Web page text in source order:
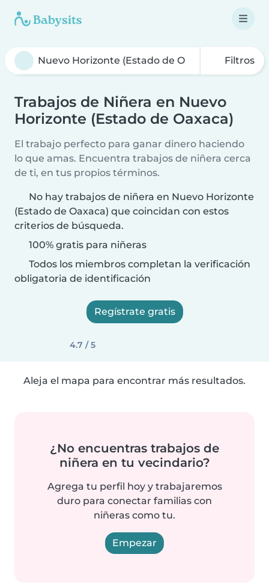
Filtros
Trabajos de Niñera en Nuevo
Horizonte (Estado de Oaxaca)
El trabajo perfecto para ganar dinero haciendo
lo que amas. Encuentra trabajos de niñera cerca
de ti, en tus propios términos.
No hay trabajos de niñera en Nuevo Horizonte
(Estado de Oaxaca) que coincidan con estos
criterios de búsqueda.
100% gratis para niñeras
Todos los miembros completan la verificación
obligatoria de identificación
Regístrate gratis
4.7 / 5
Aleja el mapa para encontrar más resultados.
¿No encuentras trabajos de
niñera en tu vecindario?
Agrega tu perfil hoy y trabajaremos
duro para conectar familias con
niñeras como tu.
Empezar